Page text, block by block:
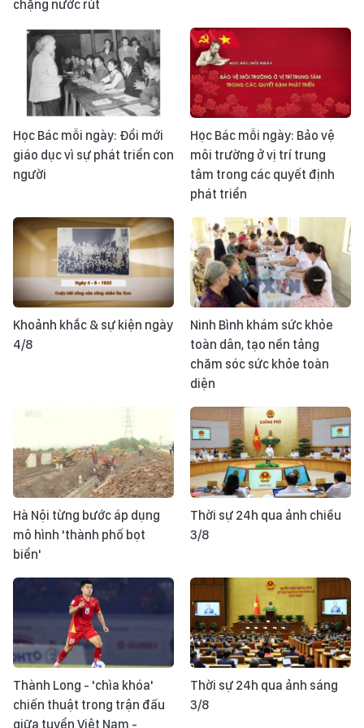
chặng nước rút
Học Bác mỗi ngày: Đổi mới
giáo dục vì sự phát triển con
người
Học Bác mỗi ngày: Bảo vệ
môi trường ở vị trí trung
tâm trong các quyết định
phát triển
Khoảnh khắc & sự kiện ngày
4/8
Ninh Bình khám sức khỏe
toàn dân, tạo nền tảng
chăm sóc sức khỏe toàn
diện
Hà Nội từng bước áp dụng
mô hình 'thành phố bọt
biển'
Thời sự 24h qua ảnh chiều
3/8
Thành Long - 'chìa khóa'
chiến thuật trong trận đấu
giữa tuyển Việt Nam -
Thời sự 24h qua ảnh sáng
3/8